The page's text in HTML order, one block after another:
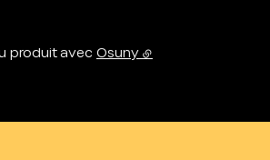
produit avec Osuny